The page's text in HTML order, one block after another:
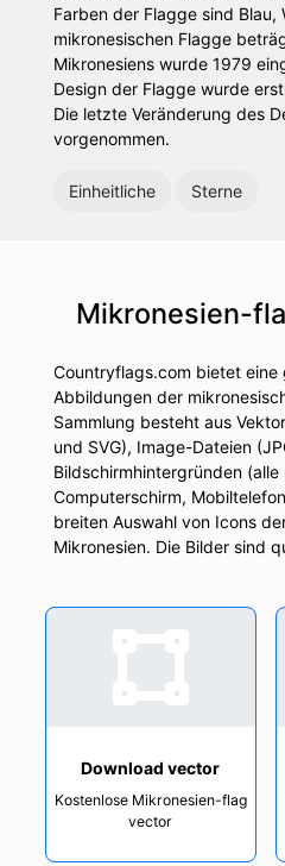
Farben der Flagge sind Blau,
mikronesischen Flagge
Mikronesiens wurde 1979
Design der Flagge wurde
Die letzte Veränderung des
vorgenommen.
Einheitliche Sterne
Mikronesien-
Countryflags.com bietet eine
Abbildungen der
Sammlung besteht aus
und SVG), Image-Dateien
Bildschirmhintergründen
Computerschirm,
breiten Auswahl von Icons
Mikronesien. Die Bilder sind
Download vector
Kostenlose Mikronesien-flag
vector